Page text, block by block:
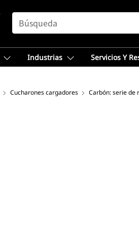
SEARCH
Industrias Servicios Y
Cucharones cargadores Carbón: serie de